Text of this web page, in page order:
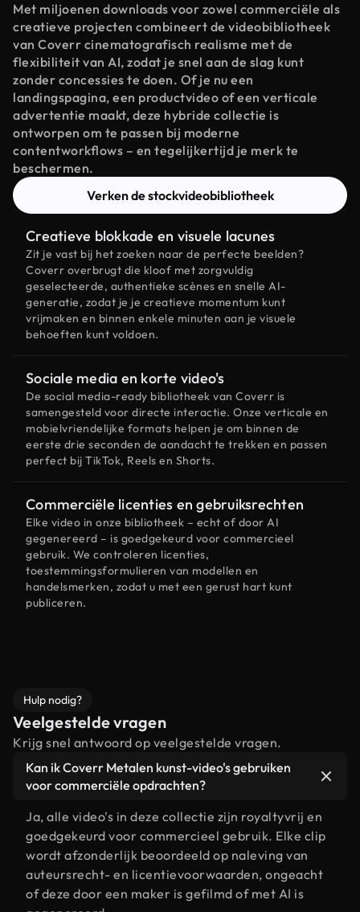
Met miljoenen downloads voor zowel commerciële als
creatieve projecten combineert de videobibliotheek
van Coverr cinematografisch realisme met de
flexibiliteit van AI, zodat je snel aan de slag kunt
zonder concessies te doen. Of je nu een
landingspagina, een productvideo of een verticale
advertentie maakt, deze hybride collectie is
ontworpen om te passen bij moderne
contentworkflows – en tegelijkertijd je merk te
beschermen.
Verken de stockvideobibliotheek
Creatieve blokkade en visuele lacunes
Zit je vast bij het zoeken naar de perfecte beelden?
Coverr overbrugt die kloof met zorgvuldig
geselecteerde, authentieke scènes en snelle AI-
generatie, zodat je je creatieve momentum kunt
vrijmaken en binnen enkele minuten aan je visuele
behoeften kunt voldoen.
Sociale media en korte video's
De social media-ready bibliotheek van Coverr is
samengesteld voor directe interactie. Onze verticale en
mobielvriendelijke formats helpen je om binnen de
eerste drie seconden de aandacht te trekken en passen
perfect bij TikTok, Reels en Shorts.
Commerciële licenties en gebruiksrechten
Elke video in onze bibliotheek – echt of door AI
gegenereerd – is goedgekeurd voor commercieel
gebruik. We controleren licenties,
toestemmingsformulieren van modellen en
handelsmerken, zodat u met een gerust hart kunt
publiceren.
Hulp nodig?
Veelgestelde vragen
Krijg snel antwoord op veelgestelde vragen.
Kan ik Coverr Metalen kunst-video's gebruiken
voor commerciële opdrachten?
Ja, alle video's in deze collectie zijn royaltyvrij en
goedgekeurd voor commercieel gebruik. Elke clip
wordt afzonderlijk beoordeeld op naleving van
auteursrecht- en licentievoorwaarden, ongeacht
of deze door een maker is gefilmd of met AI is